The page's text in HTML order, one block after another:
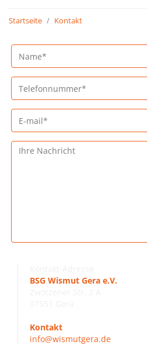
Startseite Kontakt
BSG Wismut Gera e.V.
Kontakt
info@wismutgera.de